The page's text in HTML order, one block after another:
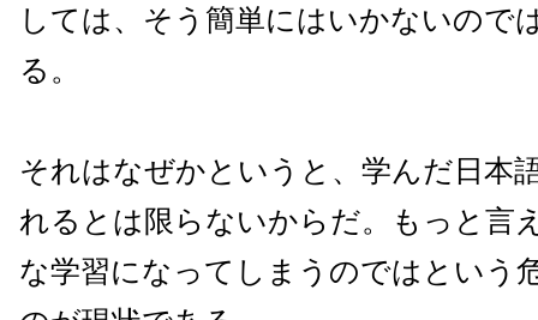
しては、そう簡単にはいかないので
る。
それはなぜかというと、学んだ日本
れるとは限らないからだ。もっと言
な学習になってしまうのではという